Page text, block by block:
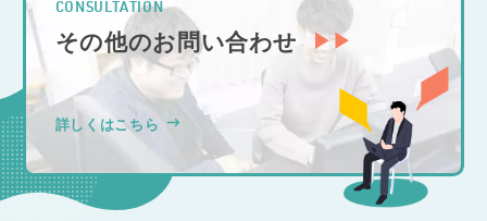
CONSULTATION
その他のお問い合わせ
詳しくはこちら